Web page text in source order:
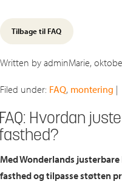
Tilbage til FAQ
Written by adminMarie,
Filed under: FAQ, montering |
Hvordan
Med Wonderlands
fasthed og tilpasse støtten